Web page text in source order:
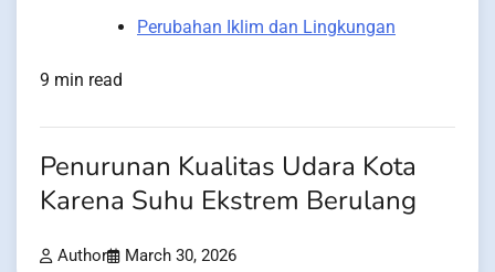
Perubahan Iklim dan Lingkungan
9 min read
Penurunan Kualitas Udara Kota
Karena Suhu Ekstrem Berulang
Author March 30, 2026